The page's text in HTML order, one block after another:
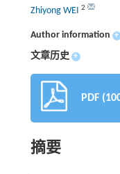
Zhiyong WEI 2
Author information +
文章历史 +
PDF
摘要